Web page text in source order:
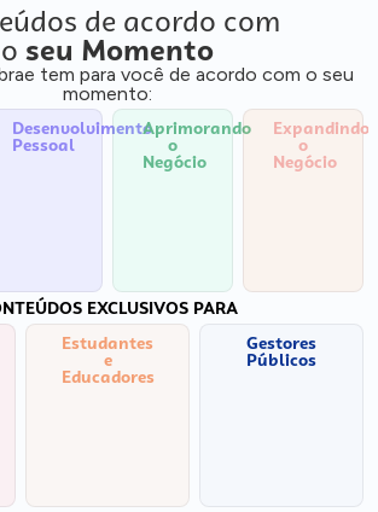
de acordo com
o seu Momento
tem para você de acordo com o seu
momento:
Desenvolvimento
Pessoal
Aprimorando
o
Negócio
Expandindo
o
Negócio
EXCLUSIVOS PARA
Estudantes
e
Educadores
Gestores
Públicos